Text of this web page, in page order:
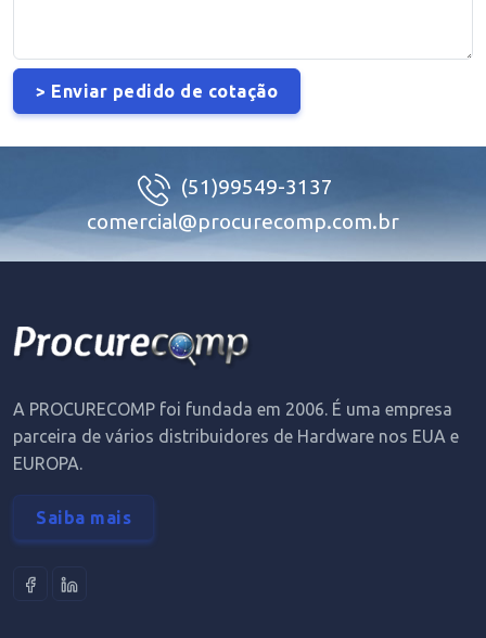
(51)99549-3137
comercial@procurecomp.com.br
A PROCURECOMP foi fundada em 2006. É uma empresa
parceira de vários distribuidores de Hardware nos EUA e
EUROPA.
Saiba mais